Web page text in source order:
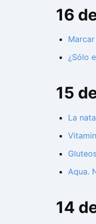
16
¿Sólo
15
La
Aqua.
14